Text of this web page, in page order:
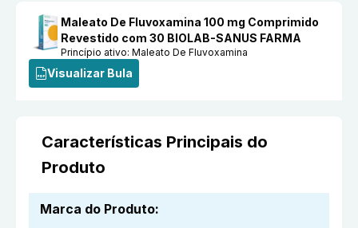
Maleato De Fluvoxamina 100 mg Comprimido
Revestido com 30 BIOLAB-SANUS FARMA
Princípio ativo:Maleato De Fluvoxamina
Visualizar Bula
Características Principais do
Produto
Marca do Produto: